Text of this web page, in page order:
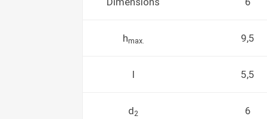
hmax. 9,5
l 5,5
d2 6